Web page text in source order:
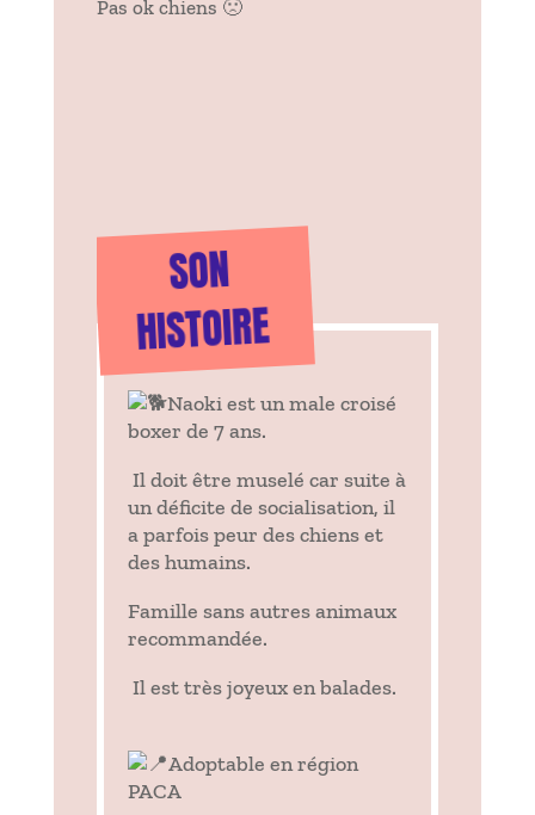
Pas ok chiens 🙁
SON
HISTOIRE
Naoki est un male croisé
boxer de 7 ans.
Il doit être muselé car suite à
un déficite de socialisation, il
a parfois peur des chiens et
des humains.
Famille sans autres animaux
recommandée.
Il est très joyeux en balades.
Adoptable en région
PACA